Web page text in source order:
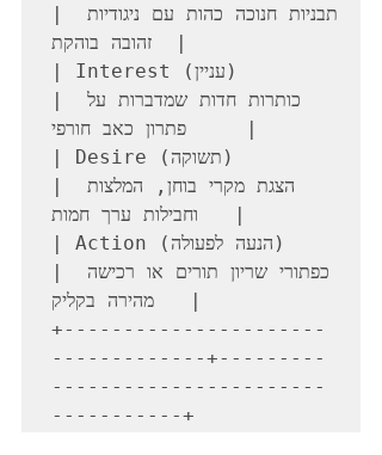
| תבניות חנוכה כהות עם ניגודיות
זהובה בוהקת  |
| Interest (עניין)
| כותרות חדות שמדברות על
פתרון כאב חורפי     |
| Desire (תשוקה)
| הצגת מקרי בוחן, המלצות
וחבילות ערך חמות   |
| Action (הנעה לפעולה)
| כפתורי שריון תורים או רכישה
מהירה בקליק   |
+----------------------
-------------+---------
-----------------------